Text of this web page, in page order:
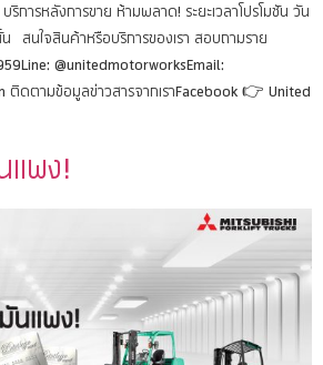
การหลังการขาย ห้ามพลาด! ระยะเวลาโปรโมชัน วัน
สนใจสินค้าหรือบริการของเรา สอบถามราย
@unitedmotorworksEmail:
ติดตามข้อมูลข่าวสารจากเราFacebook 👉 United
แพง!